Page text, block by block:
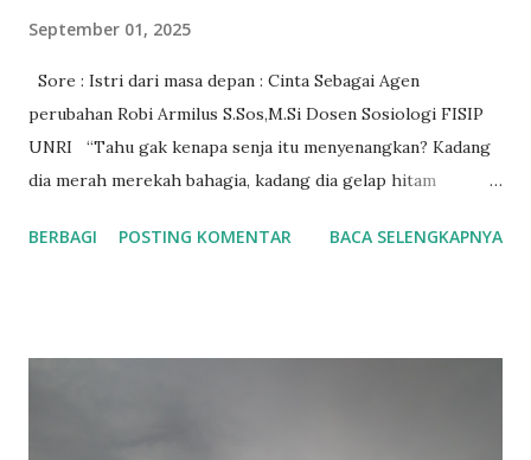
September 01, 2025
Sore : Istri dari masa depan : Cinta Sebagai Agen
perubahan Robi Armilus S.Sos,M.Si Dosen Sosiologi FISIP
UNRI “Tahu gak kenapa senja itu menyenangkan? Kadang
dia merah merekah bahagia, kadang dia gelap hitam
Dialog diatas menjadi pembuka dari fim sore : istri dari
BERBAGI POSTING KOMENTAR BACA SELENGKAPNYA